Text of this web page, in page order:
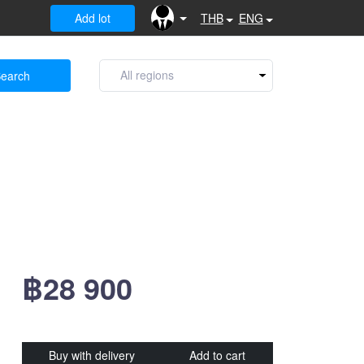
Add lot THB ENG
฿28 900
Buy with delivery Add to cart